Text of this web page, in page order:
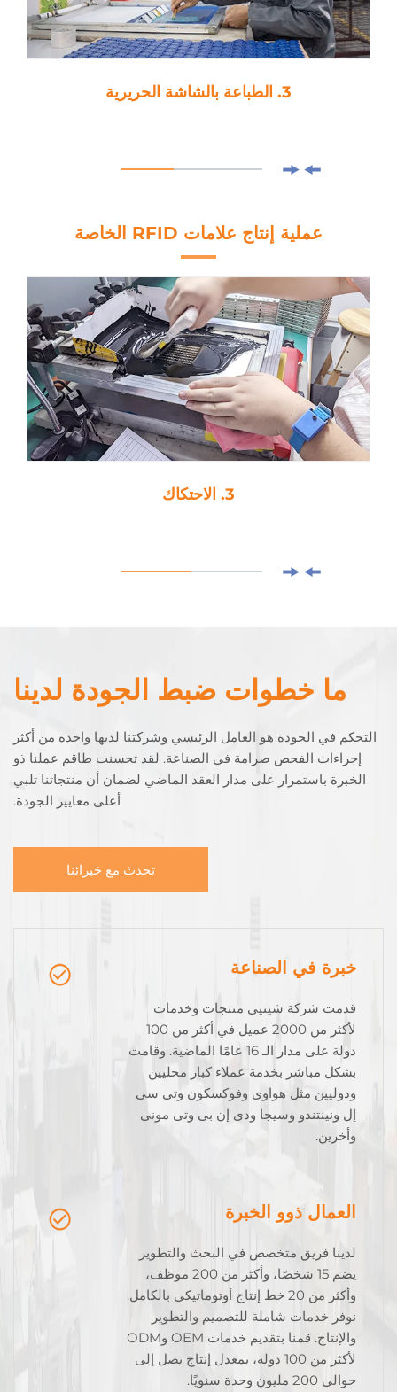
4. اللamination
عملية إنتاج علامات RFID الخاصة
ما خطوات ضبط الجودة لدينا
التحكم في الجودة هو العامل الرئيسي وشركتنا لديها واحدة من أكثر
إجراءات الفحص صرامة في الصناعة. لقد تحسنت طاقم عملنا ذو
الخبرة باستمرار على مدار العقد الماضي لضمان أن منتجاتنا تلبي
أعلى معايير الجودة.
تحدث مع خبرائنا
خبرة في الصناعة
قدمت شركة شينيى منتجات وخدمات
لأكثر من 2000 عميل في أكثر من 100
دولة على مدار الـ 16 عامًا الماضية. وقامت
بشكل مباشر بخدمة عملاء كبار محليين
ودوليين مثل هواوى وفوكسكون وتى سى
إل ونينتندو وسيجا ودى إن بى وتى مونى
وأخرين.
العمال ذوو الخبرة
لدينا فريق متخصص في البحث والتطوير
يضم 15 شخصًا، وأكثر من 200 موظف،
وأكثر من 20 خط إنتاج أوتوماتيكي بالكامل.
نوفر خدمات شاملة للتصميم والتطوير
والإنتاج. قمنا بتقديم خدمات OEM وODM
لأكثر من 100 دولة، بمعدل إنتاج يصل إلى
حوالي 200 مليون وحدة سنويًا.